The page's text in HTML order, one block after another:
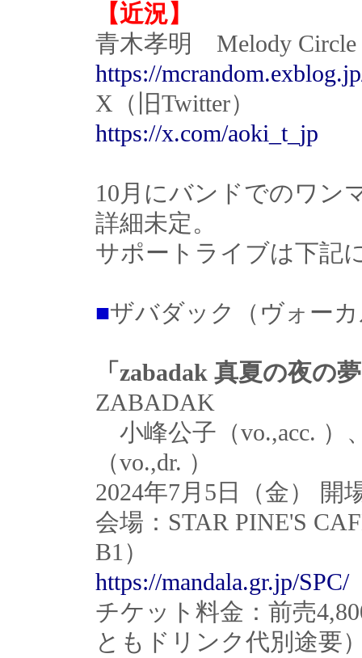
【近況】
青木孝明 Melody Circle
https://
X（旧Twitter）
https://x.com/aoki_t_jp
10月にバンドでのワン
詳細未定。
サポートライブは下記
■ザバダック（ヴォー
「zabadak 真夏の夜の
ZABADAK
小峰公子（vo.,acc. ）
（vo.,dr. ）
2024年7月5日（金） 開
会場：STAR PINE'S
B1）
https://mandala.gr.jp/SPC/
チケット料金：前売
ともドリンク代別途要